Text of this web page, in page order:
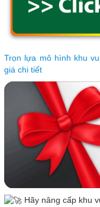
Trọn lựa mô hình khu
giá chi tiết
Hãy nâng cấp khu